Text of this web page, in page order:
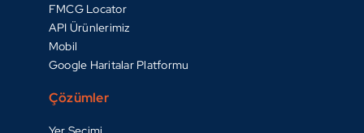
FMCG Locator
API Ürünlerimiz
Mobil
Google Haritalar Platformu
Çözümler